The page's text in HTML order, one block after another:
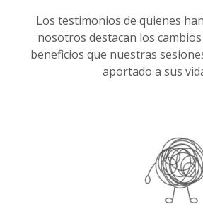
Los testimonios de quienes
nosotros destacan los
beneficios que nuestras
aportado a sus